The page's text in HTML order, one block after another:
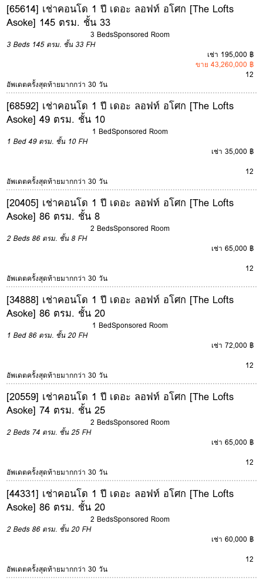
[65614] เช่าคอนโด 1 ปี เดอะ ลอฟท์ อโศก [The Lofts
Asoke] 145 ตรม. ชั้น 33
3 BedsSponsored Room
3 Beds 145 ตรม. ชั้น 33 FH
เช่า 195,000 ฿
ขาย 43,260,000 ฿
12
อัพเดตครั้งสุดท้ายมากกว่า 30 วัน
[68592] เช่าคอนโด 1 ปี เดอะ ลอฟท์ อโศก [The Lofts
Asoke] 49 ตรม. ชั้น 10
1 BedSponsored Room
1 Bed 49 ตรม. ชั้น 10 FH
เช่า 35,000 ฿
12
อัพเดตครั้งสุดท้ายมากกว่า 30 วัน
[20405] เช่าคอนโด 1 ปี เดอะ ลอฟท์ อโศก [The Lofts
Asoke] 86 ตรม. ชั้น 8
2 BedsSponsored Room
2 Beds 86 ตรม. ชั้น 8 FH
เช่า 65,000 ฿
12
อัพเดตครั้งสุดท้ายมากกว่า 30 วัน
[34888] เช่าคอนโด 1 ปี เดอะ ลอฟท์ อโศก [The Lofts
Asoke] 86 ตรม. ชั้น 20
1 BedSponsored Room
1 Bed 86 ตรม. ชั้น 20 FH
เช่า 72,000 ฿
12
อัพเดตครั้งสุดท้ายมากกว่า 30 วัน
[20559] เช่าคอนโด 1 ปี เดอะ ลอฟท์ อโศก [The Lofts
Asoke] 74 ตรม. ชั้น 25
2 BedsSponsored Room
2 Beds 74 ตรม. ชั้น 25 FH
เช่า 65,000 ฿
12
อัพเดตครั้งสุดท้ายมากกว่า 30 วัน
[44331] เช่าคอนโด 1 ปี เดอะ ลอฟท์ อโศก [The Lofts
Asoke] 86 ตรม. ชั้น 20
2 BedsSponsored Room
2 Beds 86 ตรม. ชั้น 20 FH
เช่า 60,000 ฿
12
อัพเดตครั้งสุดท้ายมากกว่า 30 วัน